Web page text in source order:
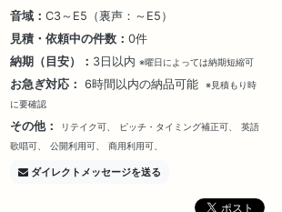
音域：C3～E5（裏声：～E5）
見積・依頼中の件数：0件
納期（目安）： 3日以内 ※曜日によっては納期短縮可
お急ぎ対応： 6時間以内の納品可能
※見積もり時
に要確認
その他： リテイク可、 ピッチ・タイミング補正可、
英語
歌唱可、
公開利用可、 商用利用可、
ダイレクトメッセージを送る